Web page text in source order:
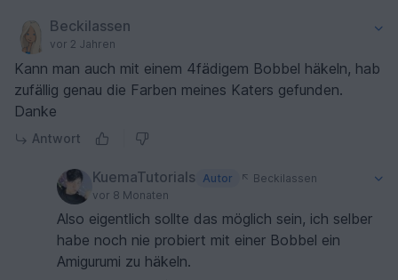
Beckilassen
vor 2 Jahren
Kann man auch mit einem 4fädigem Bobbel häkeln, hab
zufällig genau die Farben meines Katers gefunden.
Danke
Antwort
KuemaTutorials Autor
Beckilassen
vor 8 Monaten
Also eigentlich sollte das möglich sein, ich selber
habe noch nie probiert mit einer Bobbel ein
Amigurumi zu häkeln.